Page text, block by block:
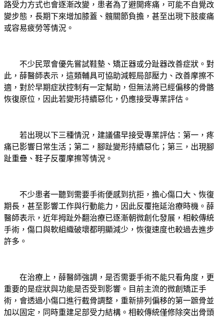
路受力方式也會逐漸改變，患者為了避開疼痛，可能不自覺改
變步態，長期下來增加膝蓋、髖關節負擔，甚至出現下肢痠痛
或容易疲勞等情況。
不少民眾會優先嘗試鞋墊、矯正器或分趾器改善症狀。對
此，薛醫師表示，這類輔具可協助減輕局部壓力、改善摩擦不
適，對於早期症狀控制有一定幫助，但無法將已經偏移的骨骼
恢復原位，因此若變形持續惡化，仍應接受專業評估。
若出現以下三種情況，建議儘早接受專業評估：第一，疼
痛已影響日常生活；第二，腳趾變形持續惡化；第三，出現腳
趾重疊、鞋子反覆摩擦等情況。
不少患者一聽到需要手術便感到抗拒，擔心傷口大、恢復
期長，甚至影響工作與行動能力，因此反覆拖延治療時機。薛
醫師表示，近年拇趾外翻治療已逐漸朝微創化發展，相較傳統
手術，傷口與軟組織破壞都明顯減少，恢復速度也較過去進步
許多。
在治療上，薛醫師強調，是否需要手術不能只看角度，更
重要的是症狀與功能是否受到影響。目前主流的微創矯正手
術，會透過小傷口進行截骨調整，重新排列偏移的第一蹠骨並
加以固定，同時重建足部受力結構。相較傳統僅修除突出骨頭